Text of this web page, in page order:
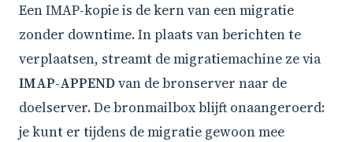
Een IMAP-kopie is de kern van een migratie
zonder downtime. In plaats van berichten te
verplaatsen, streamt de migratiemachine ze via
IMAP-APPENDvan de bronserver naar de
doelserver. De bronmailbox blijft onaangeroerd:
je kunt er tijdens de migratie gewoon mee